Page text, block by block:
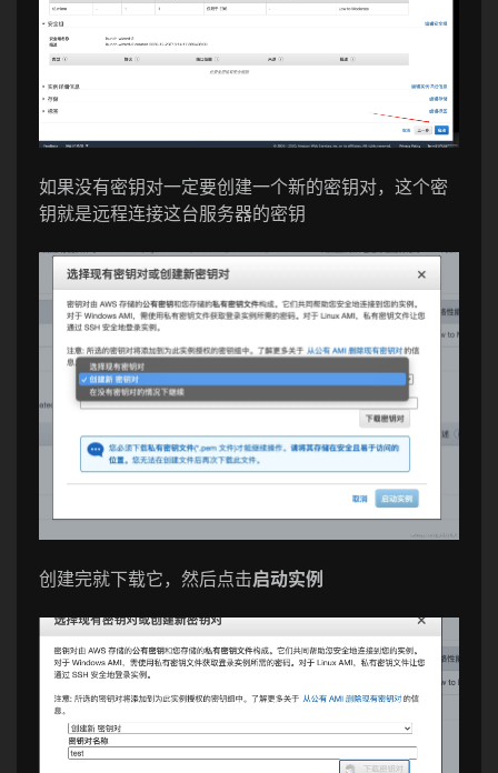
如果没有密钥对一定要创建一个新的密钥对，这个密
钥就是远程连接这台服务器的密钥
创建完就下载它，然后点击启动实例